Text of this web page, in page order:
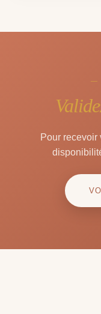
—
Pour recevoir